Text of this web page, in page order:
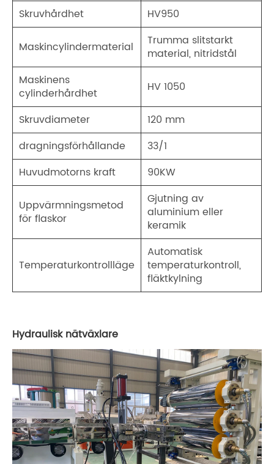
Skruvhårdhet HV950
Maskincylindermaterial
Trumma slitstarkt
material, nitridstål
Maskinens
cylinderhårdhet
HV 1050
Skruvdiameter
120 mm
dragningsförhållande
33/1
Huvudmotorns kraft
90KW
Uppvärmningsmetod
för flaskor
Gjutning av
aluminium eller
keramik
Temperaturkontrollläge
Automatisk
temperaturkontroll,
fläktkylning
Hydraulisk nätväxlare